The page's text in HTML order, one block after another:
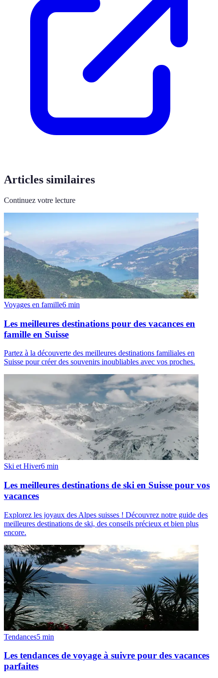
Articles similaires
Continuez votre lecture
Voyages en famille6 min
Les meilleures destinations pour des vacances en
famille en Suisse
Partez à la découverte des meilleures destinations familiales en
Suisse pour créer des souvenirs inoubliables avec vos proches.
Ski et Hiver6 min
Les meilleures destinations de ski en Suisse pour vos
vacances
Explorez les joyaux des Alpes suisses ! Découvrez notre guide des
meilleures destinations de ski, des conseils précieux et bien plus
encore.
Tendances5 min
Les tendances de voyage à suivre pour des vacances
parfaites